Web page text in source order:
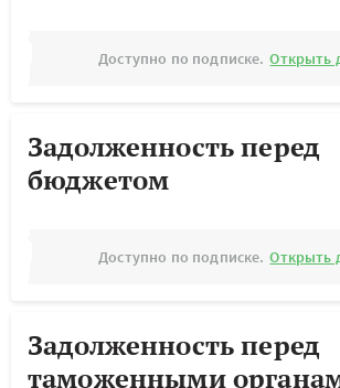
Доступно по подписке. Открыть
Задолженность перед
бюджетом
Доступно по подписке. Открыть
Задолженность перед
таможенными